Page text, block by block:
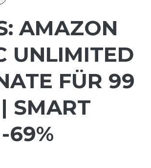
AMAZON
UNLIMITED
FÜR 99
SMART
69%